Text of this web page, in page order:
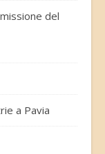
del
a Pavia